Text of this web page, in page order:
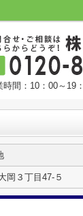
時間：10：00～19
岡３丁目47‐５